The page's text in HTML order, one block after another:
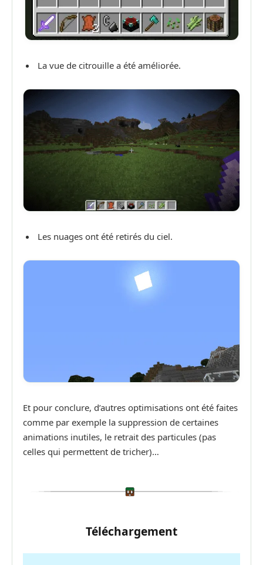
La vue de citrouille a été améliorée.
Les nuages ont été retirés du ciel.
Et pour conclure, d’autres optimisations ont été faites
comme par exemple la suppression de certaines
animations inutiles, le retrait des particules (pas
celles qui permettent de tricher)…
Téléchargement